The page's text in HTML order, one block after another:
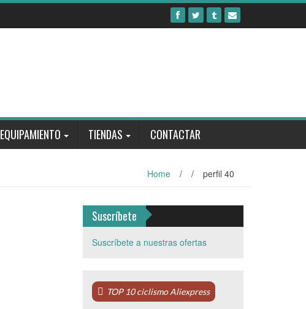
EQUIPAMIENTO TIENDAS CONTACTAR
Home / / perfil 40
Suscríbete
Suscríbete a nuestras ofertas
TOP 10 ciclismo Aliexpress